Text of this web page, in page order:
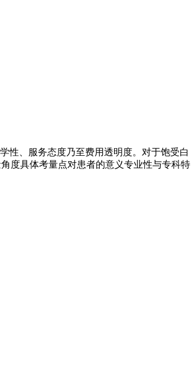
性、服务态度乃至费用透明度。对于饱受白
度具体考量点对患者的意义专业性与专科特